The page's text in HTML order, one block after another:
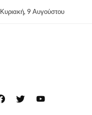
Κυριακή, 9 Αυγούστου